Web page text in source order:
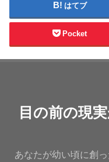
はてブ
Pocket
目の前の現
あなたが幼い頃に創